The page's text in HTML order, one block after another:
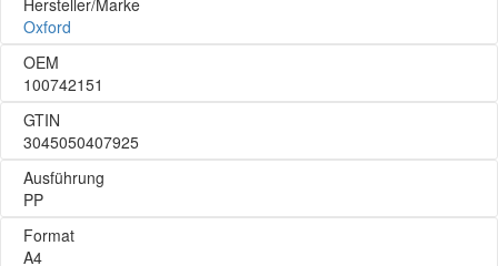
Hersteller/Marke
Oxford
OEM
100742151
GTIN
3045050407925
Ausführung
PP
Format
A4